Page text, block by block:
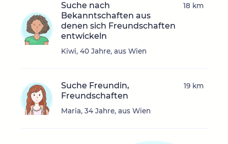
Suche nach
Bekanntschaften aus
denen sich Freundschaften
entwickeln
Kiwi, 40 Jahre, aus Wien
18 km
Suche Freundin,
Freundschaften
Maria, 34 Jahre, aus Wien
19 km